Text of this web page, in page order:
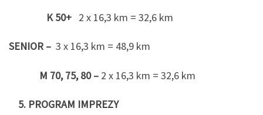
K 50+ 2 x 16,3 km = 32,6 km
SENIOR – 3 x 16,3 km = 48,9 km
M 70, 75, 80– 2 x 16,3 km = 32,6 km
5. PROGRAM IMPREZY